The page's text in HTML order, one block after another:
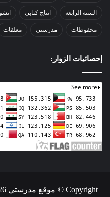
السنة الرابعة انتاج كتابي
محفوظات مدرستي معلقات
إحصائيات الزوار: